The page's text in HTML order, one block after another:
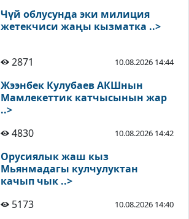
Чүй облусунда эки милиция
жетекчиси жаңы кызматка ..>
2871 10.08.2026 14:44
Жээнбек Кулубаев АКШнын
Мамлекеттик катчысынын жар
..>
4830
10.08.2026 14:42
Орусиялык жаш кыз
Мьянмадагы кулчулуктан
качып чык ..>
5173
10.08.2026 14:40